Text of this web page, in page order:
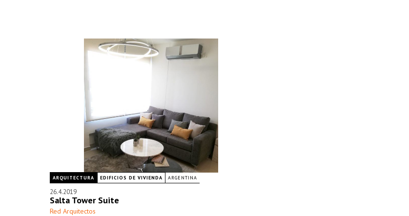
ARQUITECTURA EDIFICIOS DE VIVIENDA ARGENTINA
26.4.2019
Salta Tower Suite
Red Arquitectos